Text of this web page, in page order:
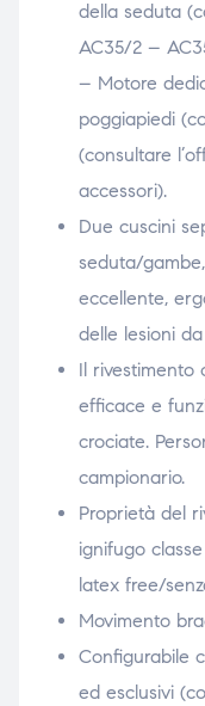
della seduta
AC35/2 –
– Motore
poggiapiedi
(consultare
accessori).
Due cuscini
seduta/
eccellente,
delle lesioni
Il rivestimento
efficace e
crociate.
campionario.
Proprietà del
ignifugo
latex free/
Movimento
Configurabile
ed esclusivi